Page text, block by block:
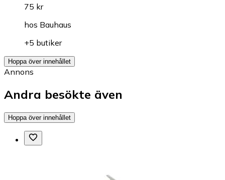
75 kr
hos Bauhaus
+5 butiker
Hoppa över innehållet
Annons
Andra besökte även
Hoppa över innehållet